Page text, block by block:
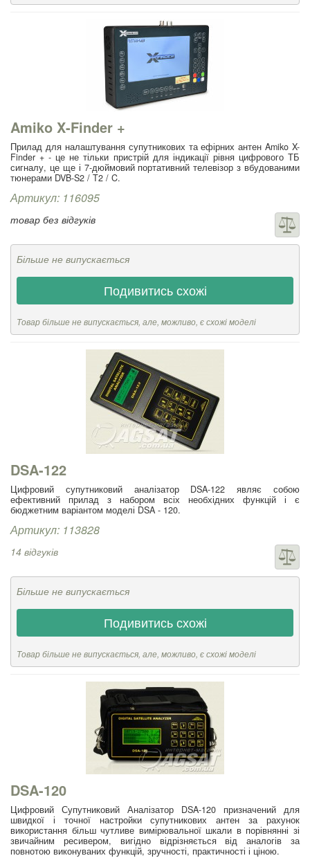
Amiko X-Finder +
Прилад для налаштування супутникових та ефірних антен Amiko X-
Finder + - це не тільки пристрій для індикації рівня цифрового ТБ
сигналу, це ще і 7-дюймовий портативний телевізор з вбудованими
тюнерами DVB-S2 / T2 / C.
Артикул: 116095
товар без відгуків
Більше не випускається
Подивитись схожі
Товар більше не випускається, але, можливо, є схожі моделі
DSA-122
Цифровий супутниковий аналізатор DSA-122 являє собою
ефективний прилад з набором всіх необхідних функцій і є
бюджетним варіантом моделі DSA - 120.
Артикул: 113828
14 відгуків
Більше не випускається
Подивитись схожі
Товар більше не випускається, але, можливо, є схожі моделі
DSA-120
Цифровий Супутниковий Аналізатор DSA-120 призначений для
швидкої і точної настройки супутникових антен за рахунок
використання більш чутливе вимірювальної шкали в порівнянні зі
звичайним ресивером, вигідно відрізняється від аналогів за
повнотою виконуваних функцій, зручності, практичності і ціною.